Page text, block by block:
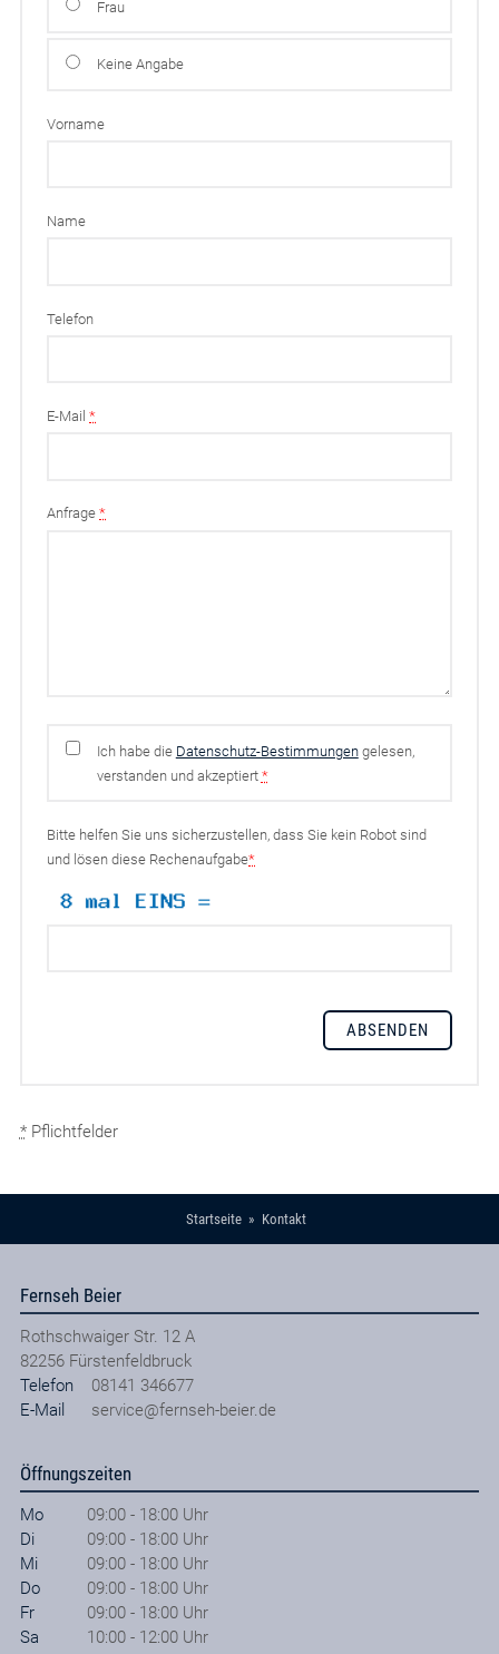
Frau
Keine Angabe
Vorname
Name
Telefon
E-Mail*
Anfrage*
Ich habe die Datenschutz-Bestimmungengelesen,
verstanden und akzeptiert *
Bitte helfen Sie uns sicherzustellen, dass Sie kein Robot sind
und lösen diese Rechenaufgabe*
*Pflichtfelder
Startseite Kontakt
Fernseh Beier
Rothschwaiger Str. 12 A
82256 Fürstenfeldbruck
Telefon
08141 346677
E-Mail
service@fernseh-beier.de
Öffnungszeiten
Mo
09:00 - 18:00 Uhr
Di
09:00 - 18:00 Uhr
Mi
09:00 - 18:00 Uhr
Do
09:00 - 18:00 Uhr
Fr
09:00 - 18:00 Uhr
Sa
10:00 - 12:00 Uhr